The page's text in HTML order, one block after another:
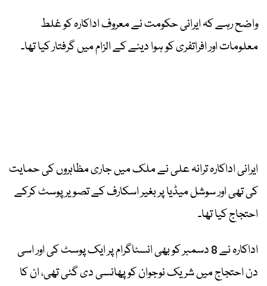
واضح رہے کہ ایرانی حکومت نے معروف اداکارہ کو غلط
معلومات اور افراتفری کو ہوا دینے کے الزام میں گرفتار کیا تھا۔
ایرانی اداکارہ ترانہ علی نے ملک میں جاری مظاہروں کی حمایت
کی تھی اور سوشل میڈیا پر بغیر اسکارف کے تصویر پوسٹ کرکے
احتجاج کیا تھا۔
اداکارہ نے 8 دسمبر کو بھی انسٹاگرام پر ایک پوسٹ کی اور اسی
دن احتجاج میں شریک نوجوان کو پھانسی دی گئی تھی، ان کا